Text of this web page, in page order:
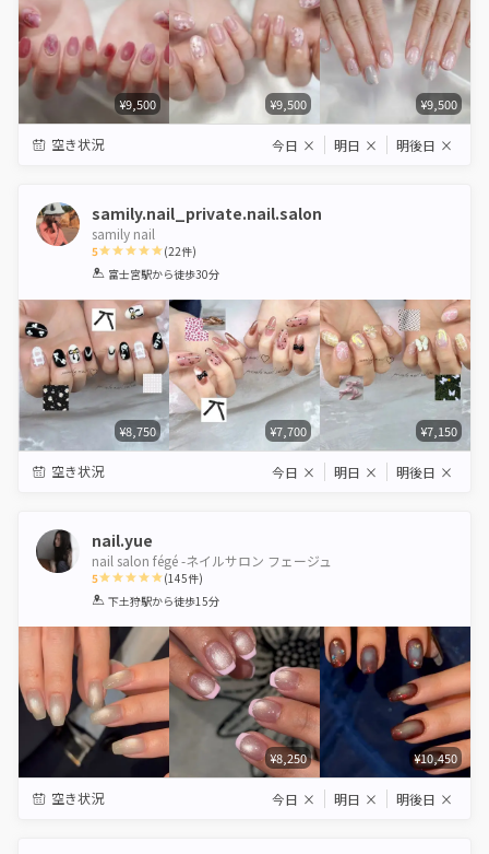
¥9,500 ¥9,500 ¥9,500
空き状況 今日 × 明日 × 明後日 ×
samily.nail_private.nail.salon
samily nail
5
1 2 3 4 5
(22件)
富士宮駅から徒歩30分
¥8,750 ¥7,700 ¥7,150
空き状況 今日 × 明日 × 明後日 ×
nail.yue
nail salon fégé -ネイルサロン フェージュ
5
1 2 3 4 5
(145件)
下土狩駅から徒歩15分
¥8,250 ¥10,450
空き状況 今日 × 明日 × 明後日 ×